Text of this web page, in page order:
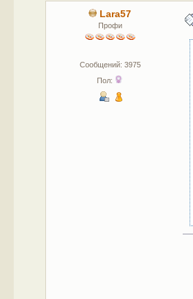
Lara57
Профи
Сообщений: 3975
Пол: